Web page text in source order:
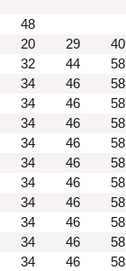
48
20 29 40
32 44
58
34 46
58
34 46
58
34 46
58
34 46
58
34 46
58
34 46
58
34 46
58
34 46
58
34 46
58
34 46
58